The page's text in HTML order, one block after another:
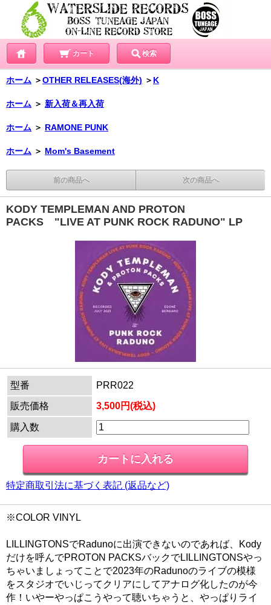
カート 検索
ホーム ＞OTHER RELEASES(海外) ＞ K
ホーム ＞ 新入荷＆再入荷
ホーム ＞ RAMONE PUNK
ホーム ＞ Mom's Basement
前の商品へ 次の商品へ
KODY TEMPLEMAN AND PROTON
PACKS "LIVE AT PUNK ROCK RADUNO" LP
型番
PRR022
販売価格
3,500円(税込)
購入数
特定商取引法に基づく表記 (返品など)
※COLOR VINYL
LILLINGTONSでRadunoに出演できないのであれば、Kody
だけを呼んでPROTON PACKSバックでLILLINGTONSやっ
ちゃいましょってことで2023年のRadunoのライブの模様
をスタジオでいじってクリアにしてアナログ化したのが今
作！いやーやっぱこうやって聴いちゃうと、やっぱりライ